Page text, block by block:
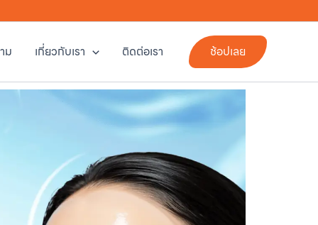
ม เกี่ยวกับเรา ติดต่อเรา ช้อปเลย